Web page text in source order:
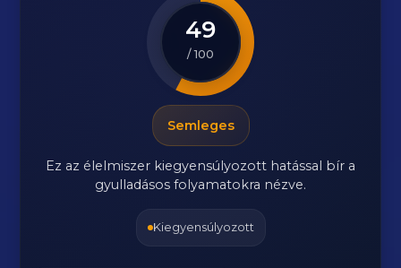
49
/ 100
Semleges
Ez az élelmiszer kiegyensúlyozott hatással bír a
gyulladásos folyamatokra nézve.
Kiegyensúlyozott